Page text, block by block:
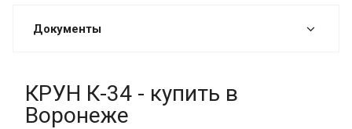
Документы
КРУН К-34 - купить в
Воронеже